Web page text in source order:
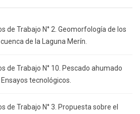
de Trabajo N° 2. Geomorfología de los
de la Laguna Merín.
de Trabajo N° 10. Pescado ahumado
tecnológicos.
de Trabajo N° 3. Propuesta sobre el